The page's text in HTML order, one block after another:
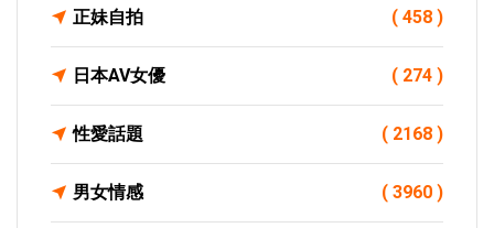
正妹自拍 ( 458 )
日本AV女優 ( 274 )
性愛話題 ( 2168 )
男女情感 ( 3960 )